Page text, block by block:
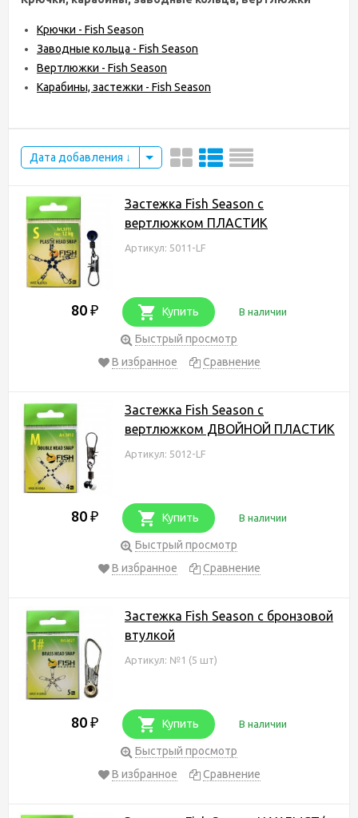
Крючки - Fish Season
Заводные кольца - Fish Season
Вертлюжки - Fish Season
Карабины, застежки - Fish Season
Дата добавления
Застежка Fish Season с
вертлюжком ПЛАСТИК
Артикул: 5011-LF
80 ₽ Купить В наличии
Быстрый просмотр
В избранное
Сравнение
Застежка Fish Season с
вертлюжком ДВОЙНОЙ ПЛАСТИК
Артикул: 5012-LF
80 ₽ Купить В наличии
Быстрый просмотр
В избранное
Сравнение
Застежка Fish Season с бронзовой
втулкой
Артикул: №1 (5 шт)
80 ₽ Купить В наличии
Быстрый просмотр
В избранное
Сравнение